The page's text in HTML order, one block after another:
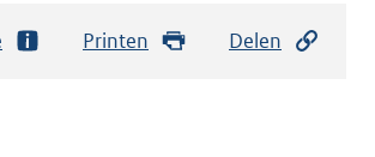
Printen Delen